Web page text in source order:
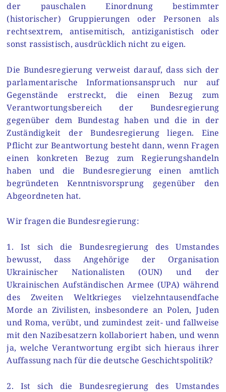
der pauschalen Einordnung bestimmter
(historischer) Gruppierungen oder Personen als
rechtsextrem, antisemitisch, antiziganistisch oder
sonst rassistisch, ausdrücklich nicht zu eigen.
Die Bundesregierung verweist darauf, dass sich der
parlamentarische Informationsanspruch nur auf
Gegenstände erstreckt, die einen Bezug zum
Verantwortungsbereich der Bundesregierung
gegenüber dem Bundestag haben und die in der
Zuständigkeit der Bundesregierung liegen. Eine
Pflicht zur Beantwortung besteht dann, wenn Fragen
einen konkreten Bezug zum Regierungshandeln
haben und die Bundesregierung einen amtlich
begründeten Kenntnisvorsprung gegenüber den
Abgeordneten hat.
Wir fragen die Bundesregierung:
1. Ist sich die Bundesregierung des Umstandes
bewusst, dass Angehörige der Organisation
Ukrainischer Nationalisten (OUN) und der
Ukrainischen Aufständischen Armee (UPA) während
des Zweiten Weltkrieges vielzehntausendfache
Morde an Zivilisten, insbesondere an Polen, Juden
und Roma, verübt, und zumindest zeit- und fallweise
mit den Nazibesatzern kollaboriert haben, und wenn
ja, welche Verantwortung ergibt sich hieraus ihrer
Auffassung nach für die deutsche Geschichtspolitik?
2. Ist sich die Bundesregierung des Umstandes